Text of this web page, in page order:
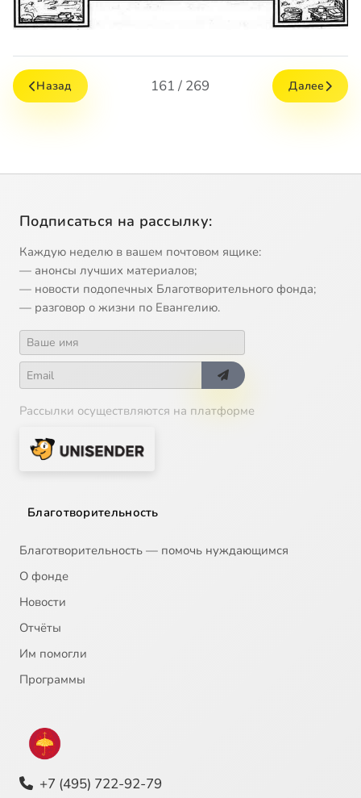
Назад 161 / 269 Далее
Подписаться на рассылку:
Каждую неделю в вашем почтовом ящике:
— анонсы лучших материалов;
— новости подопечных Благотворительного фонда;
— разговор о жизни по Евангелию.
Рассылки осуществляются на платформе
Благотворительность
Благотворительность — помочь нуждающимся
О фонде
Новости
Отчёты
Им помогли
Программы
+7 (495) 722-92-79